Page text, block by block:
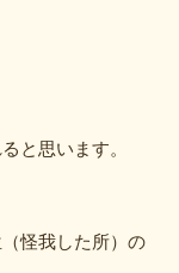
と思います。
怪我した所）の